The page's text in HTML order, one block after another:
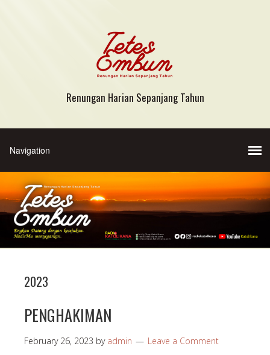
Renungan Harian Sepanjang Tahun
2023
PENGHAKIMAN
February 26, 2023 by admin Leave a Comment